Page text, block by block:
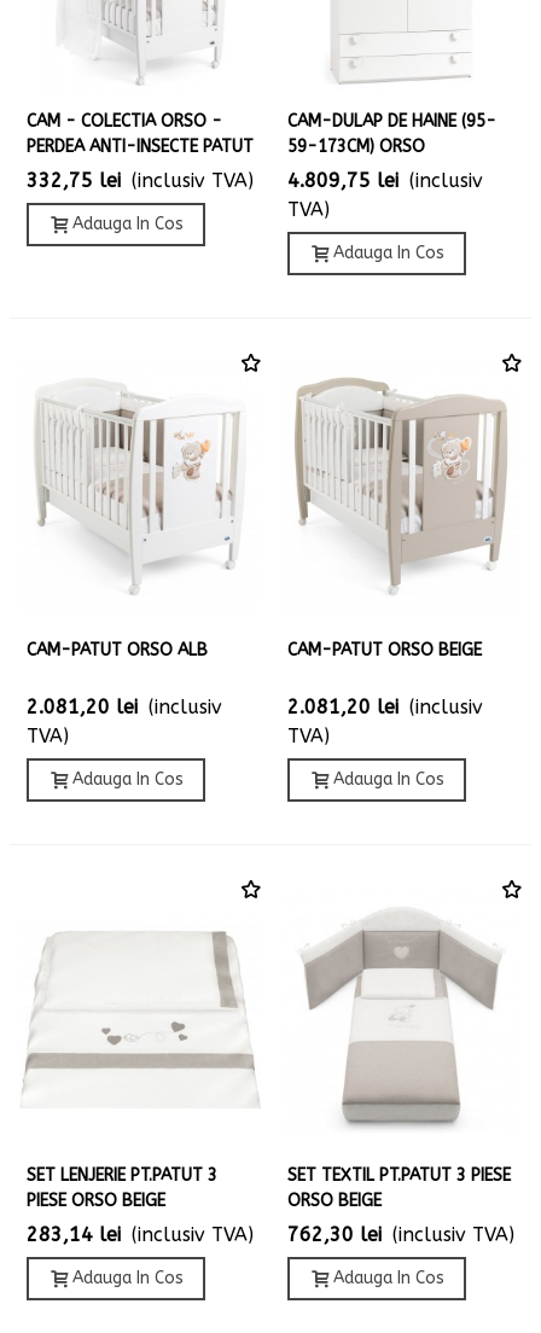
CAM - COLECTIA ORSO -
PERDEA ANTI-INSECTE PATUT
332,75 lei (inclusiv TVA)
Adauga In Cos
CAM-DULAP DE HAINE (95-
59-173CM) ORSO
4.809,75 lei (inclusiv
TVA)
Adauga In Cos
CAM-PATUT ORSO ALB
2.081,20 lei (inclusiv
TVA)
Adauga In Cos
CAM-PATUT ORSO BEIGE
2.081,20 lei (inclusiv
TVA)
Adauga In Cos
SET LENJERIE PT.PATUT 3
PIESE ORSO BEIGE
283,14 lei (inclusiv TVA)
Adauga In Cos
SET TEXTIL PT.PATUT 3 PIESE
ORSO BEIGE
762,30 lei (inclusiv TVA)
Adauga In Cos